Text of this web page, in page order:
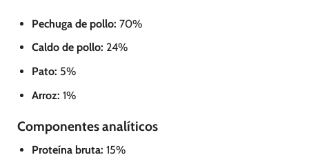
Pechuga de pollo: 70%
Caldo de pollo: 24%
Pato: 5%
Arroz: 1%
Componentes analíticos
Proteína bruta: 15%